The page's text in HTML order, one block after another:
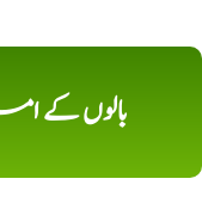
بالوں کے